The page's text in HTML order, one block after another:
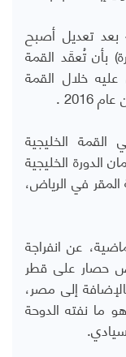
ووفق إعلام إماراتي، تُعقَد القمة الـ40 بعد تعديل أصبح
بأن تُعقَد القمة
خلال القمة
الخليجية
عمان الدورة الخليجية
في الرياض،
عن انفراجة
حصار على قطر
إلى مصر،
وهو ما نفته الدوحة